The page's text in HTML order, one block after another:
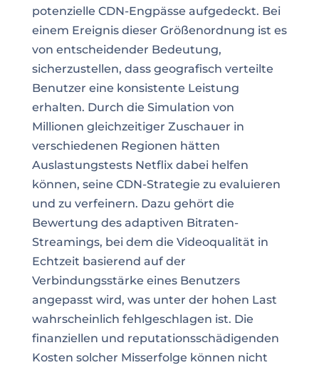
potenzielle CDN-Engpässe aufgedeckt. Bei
einem Ereignis dieser Größenordnung ist es
von entscheidender Bedeutung,
sicherzustellen, dass geografisch verteilte
Benutzer eine konsistente Leistung
erhalten. Durch die Simulation von
Millionen gleichzeitiger Zuschauer in
verschiedenen Regionen hätten
Auslastungstests Netflix dabei helfen
können, seine CDN-Strategie zu evaluieren
und zu verfeinern. Dazu gehört die
Bewertung des adaptiven Bitraten-
Streamings, bei dem die Videoqualität in
Echtzeit basierend auf der
Verbindungsstärke eines Benutzers
angepasst wird, was unter der hohen Last
wahrscheinlich fehlgeschlagen ist. Die
finanziellen und reputationsschädigenden
Kosten solcher Misserfolge können nicht